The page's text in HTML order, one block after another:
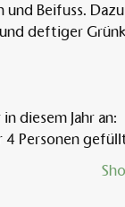
Beifuss.
deftiger
diesem Jahr an:
4 Personen